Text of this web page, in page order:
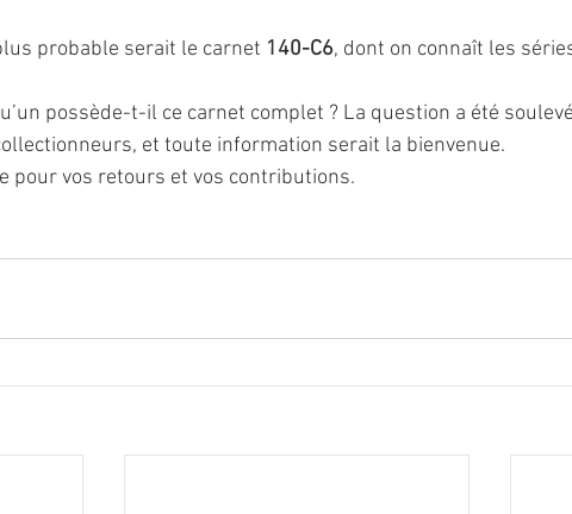
probable serait le carnet 140-C6, dont on connaît les
possède-t-il ce carnet complet ? La question a été
et toute information serait la bienvenue.
pour vos retours et vos contributions.